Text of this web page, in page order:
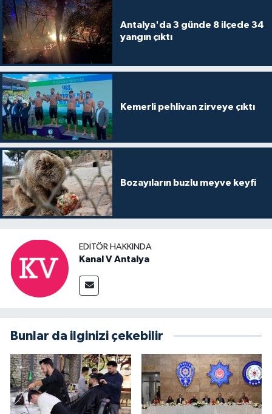
Antalya'da 3 günde 8 ilçede 34
yangın çıktı
Kemerli pehlivan zirveye çıktı
Bozayıların buzlu meyve keyfi
EDITÖR HAKKINDA
Kanal V Antalya
Bunlar da ilginizi çekebilir